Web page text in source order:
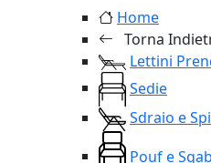
Home
Torna
Lettini
Sedie
Sdraio e
Pouf e